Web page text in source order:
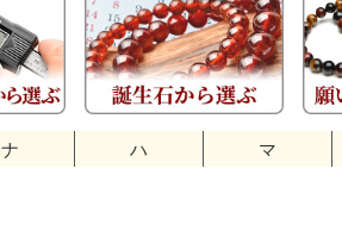
ナ ハ マ